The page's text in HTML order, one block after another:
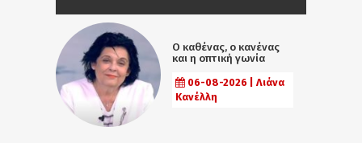
Ο καθένας, ο κανένας
και η οπτική γωνία
06-08-2026 | Λιάνα
Κανέλλη